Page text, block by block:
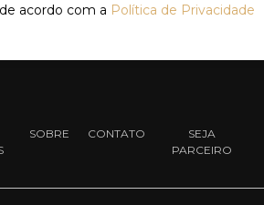
acordo com a Política de Privacidade
SOBRE CONTATO SEJA
PARCEIRO